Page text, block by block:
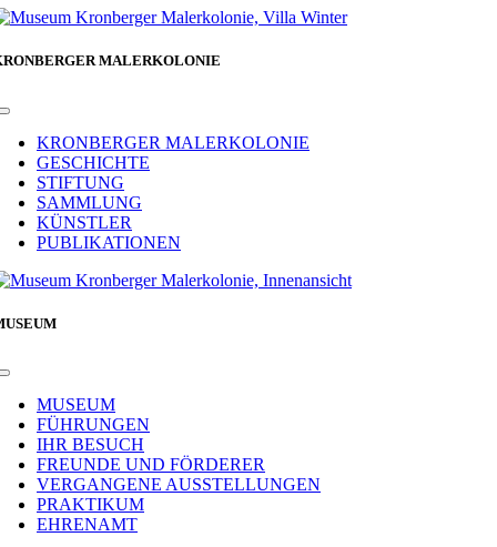
MALERKOLONIE
Toggle
NavigationKRONBERGER MALERKOLONIE
GESCHICHTE
STIFTUNG
SAMMLUNG
KÜNSTLER
PUBLIKATIONEN
Toggle
NavigationMUSEUM
FÜHRUNGEN
IHR BESUCH
FREUNDE UND FÖRDERER
VERGANGENE AUSSTELLUNGEN
PRAKTIKUM
EHRENAMT